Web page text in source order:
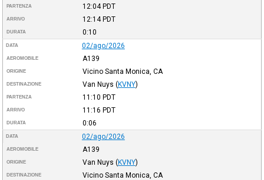
PARTENZA 12:04PDT
ARRIVO 12:14PDT
DURATA 0:10
DATA 02/ago/2026
AEROMOBILE A139
ORIGINE Vicino Santa Monica, CA
DESTINAZIONE Van Nuys (KVNY)
PARTENZA 11:10 PDT
ARRIVO 11:16 PDT
DURATA 0:06
DATA 02/ago/2026
AEROMOBILE A139
ORIGINE Van Nuys (KVNY)
DESTINAZIONE Vicino Santa Monica, CA